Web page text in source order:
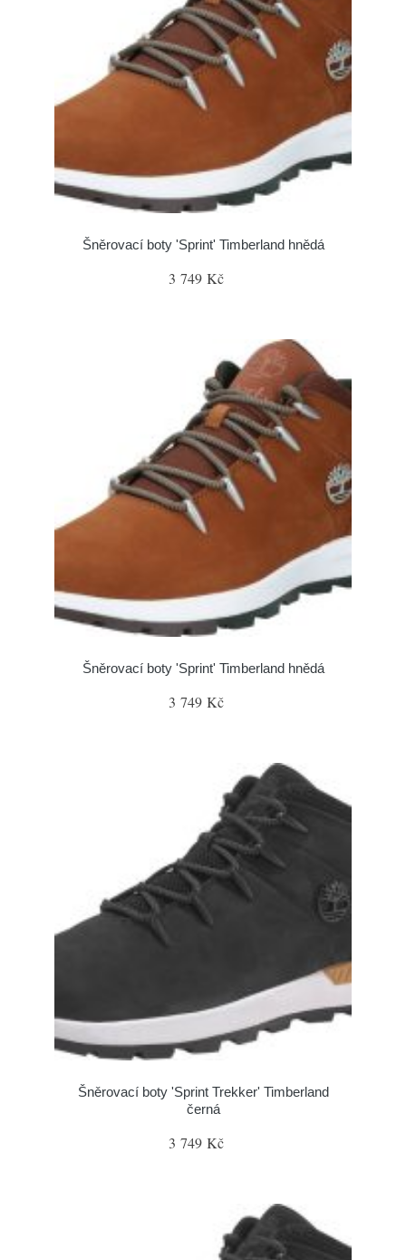
Šněrovací boty 'Sprint' Timberland hnědá
3 749 Kč
Šněrovací boty 'Sprint' Timberland hnědá
3 749 Kč
Šněrovací boty 'Sprint Trekker' Timberland
černá
3 749 Kč